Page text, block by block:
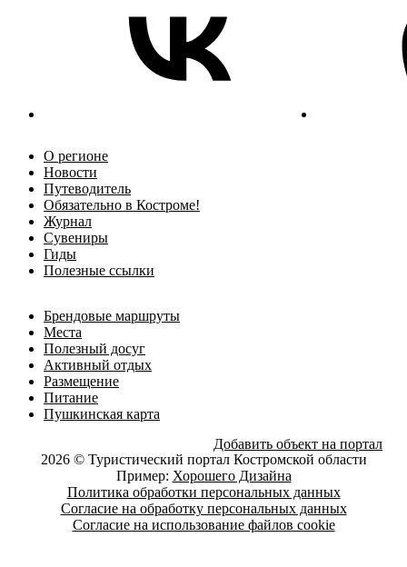
О регионе
Новости
Путеводитель
Обязательно в Костроме!
Журнал
Сувениры
Гиды
Полезные ссылки
Брендовые маршруты
Места
Полезный досуг
Активный отдых
Размещение
Питание
Пушкинская карта
Добавить объект на портал
2026 © Туристический портал Костромской области
Пример: Хорошего Дизайна
Политика обработки персональных данных
Согласие на обработку персональных данных
Согласие на использование файлов cookie